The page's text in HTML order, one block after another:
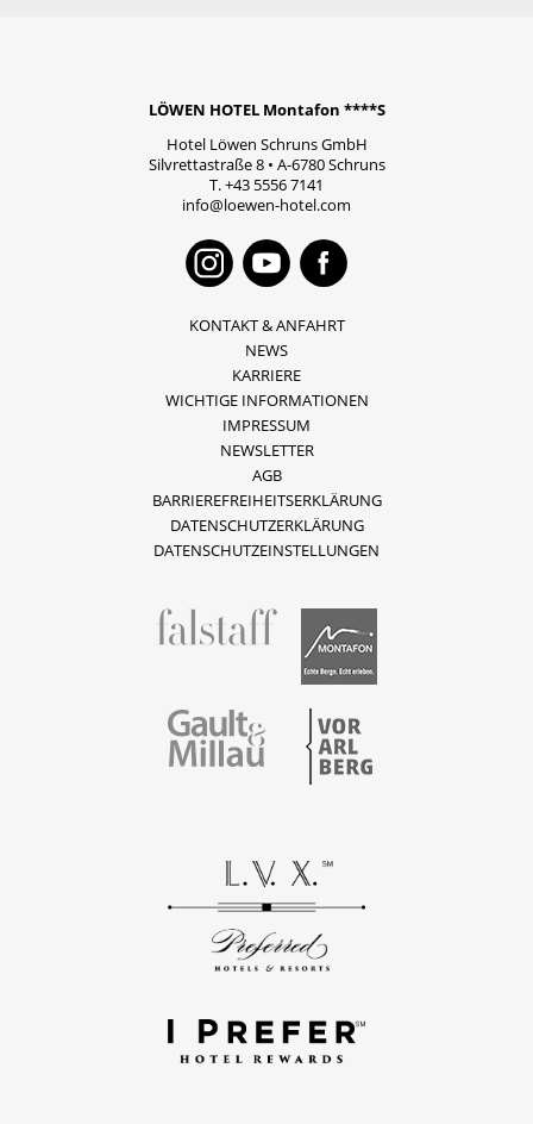
fallstaff
Gault & Millau Vorarlberg
LÖWEN HOTEL Montafon ****S
Hotel Löwen Schruns GmbH
Silvrettastraße 8• A-6780Schruns
T.+43 5556 7141
info@loewen-hotel.com
Instagram
Youtube
KONTAKT & ANFAHRT
NEWS
KARRIERE
WICHTIGE INFORMATIONEN
IMPRESSUM
NEWSLETTER
AGB
BARRIEREFREIHEITSERKLÄRUNG
DATENSCHUTZERKLÄRUNG
DATENSCHUTZEINSTELLUNGEN